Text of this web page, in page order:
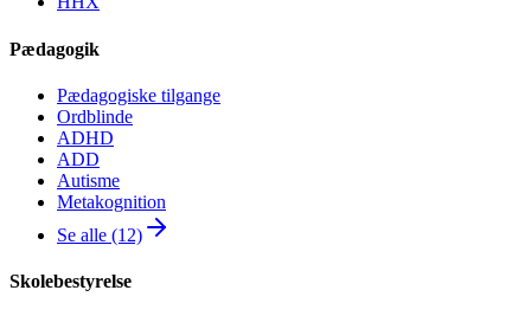
Pædagogik
Pædagogiske tilgange
Ordblinde
ADHD
ADD
Autisme
Metakognition
Se alle (12)
Skolebestyrelse